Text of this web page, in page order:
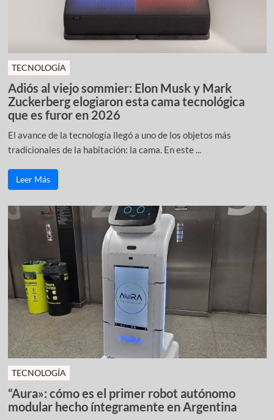
TECNOLOGÍA
Adiós al viejo sommier: Elon Musk y Mark
Zuckerberg elogiaron esta cama tecnológica
que es furor en 2026
El avance de la tecnología llegó a uno de los objetos más
tradicionales de la habitación: la cama. En este ...
Leer Más
TECNOLOGÍA
“Aura»: cómo es el primer robot autónomo
modular hecho íntegramente en Argentina